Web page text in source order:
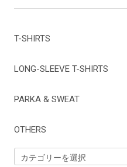
T-SHIRTS
LONG-SLEEVE T-SHIRTS
PARKA & SWEAT
OTHERS